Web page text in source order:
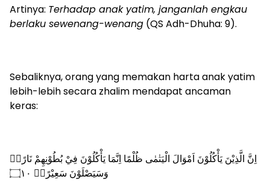
Artinya: Terhadap anak yatim, janganlah engkau
berlaku sewenang-wenang (QS Adh-Dhuha: 9).
Sebaliknya, orang yang memakan harta anak yatim
lebih-lebih secara zhalim mendapat ancaman
keras:
اِنَّ الَّذِيْنَ يَأْكُلُوْنَ اَمْوَالَ الْيَتٰمٰى ظُلْمًا اِنَّمَا يَأْكُلُوْنَ فِيْ بُطُوْنِهِمْ نَارًاۗ
وَسَيَصْلَوْنَ سَعِيْرًاࣖ ۝١٠